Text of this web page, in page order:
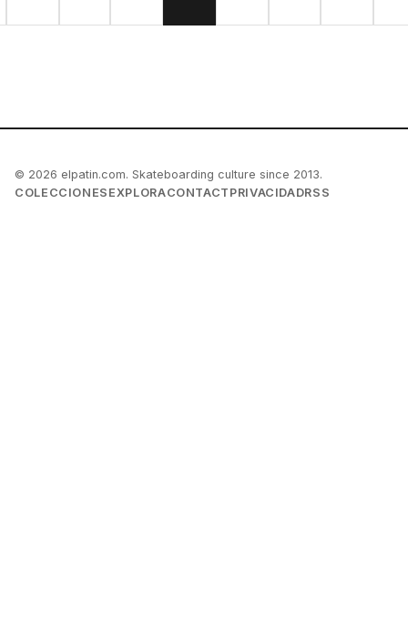
© 2026 elpatin.com. Skateboarding culture since 2013.
COLECCIONES EXPLORACONTACT PRIVACIDADRSS